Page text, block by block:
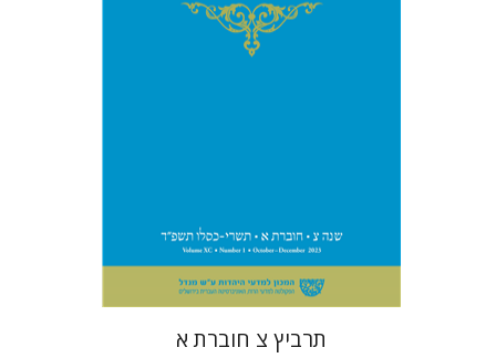
$31
$28
תרביץ צ חוברת א